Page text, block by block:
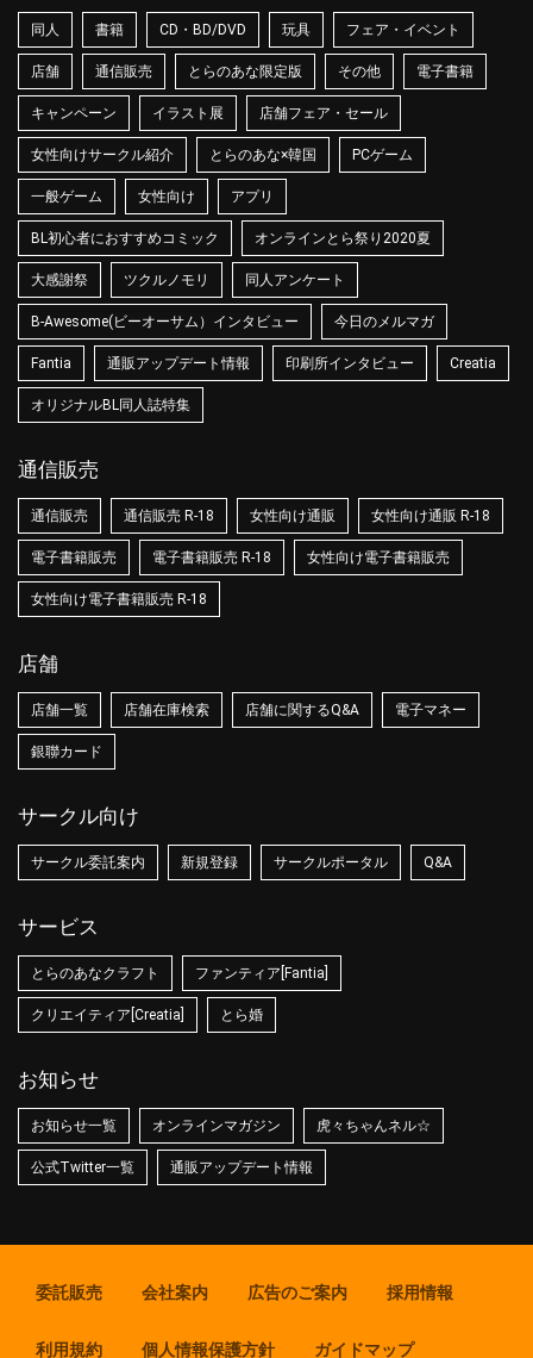
同人 書籍 CD・BD/DVD 玩具 フェア・イベント
店舗 通信販売 とらのあな限定版 その他 電子書籍
キャンペーン イラスト展 店舗フェア・セール
女性向けサークル紹介 とらのあな×韓国 PCゲーム
一般ゲーム 女性向け アプリ
BL初心者におすすめコミック オンラインとら祭り2020夏
大感謝祭 ツクルノモリ 同人アンケート
B-Awesome(ビーオーサム）インタビュー 今日のメルマガ
Fantia 通販アップデート情報 印刷所インタビュー Creatia
オリジナルBL同人誌特集
通信販売
通信販売 通信販売 R-18 女性向け通販 女性向け通販 R-18
電子書籍販売 電子書籍販売 R-18 女性向け電子書籍販売
女性向け電子書籍販売 R-18
店舗
店舗一覧 店舗在庫検索 店舗に関するQ&A 電子マネー
銀聯カード
サークル向け
サークル委託案内 新規登録 サークルポータル Q&A
サービス
とらのあなクラフト ファンティア[Fantia]
クリエイティア[Creatia] とら婚
お知らせ
お知らせ一覧 オンラインマガジン 虎々ちゃんネル☆
公式Twitter一覧 通販アップデート情報
委託販売 会社案内 広告のご案内 採用情報
利用規約 個人情報保護方針 ガイドマップ